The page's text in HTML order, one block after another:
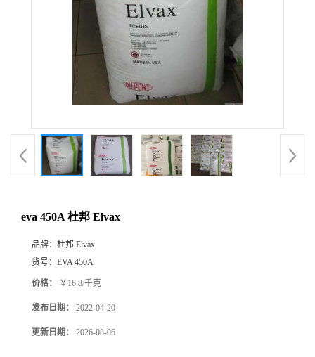
eva 450A 杜邦 Elvax
品牌： 杜邦 Elvax
货号： EVA 450A
价格： ￥16.8/千克
发布日期： 2022-04-20
更新日期： 2026-08-06